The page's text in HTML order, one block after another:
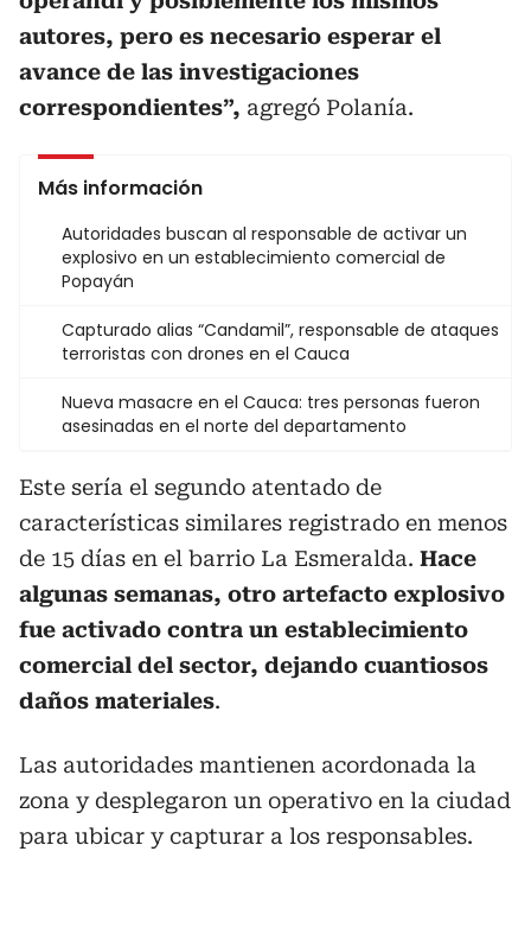
autores, pero es necesario esperar el
avance de las investigaciones
correspondientes”, agregó Polanía.
Más información
Autoridades buscan al responsable de activar un
explosivo en un establecimiento comercial de
Popayán
Capturado alias “Candamil”, responsable de ataques
terroristas con drones en el Cauca
Nueva masacre en el Cauca: tres personas fueron
asesinadas en el norte del departamento
Este sería el segundo atentado de
características similares registrado en menos
de 15 días en el barrio La Esmeralda. Hace
algunas semanas, otro artefacto explosivo
fue activado contra un establecimiento
comercial del sector, dejando cuantiosos
daños materiales.
Las autoridades mantienen acordonada la
zona y desplegaron un operativo en la ciudad
para ubicar y capturar a los responsables.